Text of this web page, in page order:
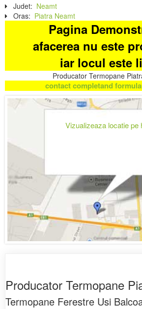
Judet: Neamt
Oras: Piatra Neamt
Pagina
afacerea nu este
iar locul este
Producator Termopane
contact completand
Vizualizeaza locatie pe
Producator Termopane
Termopane Ferestre Usi